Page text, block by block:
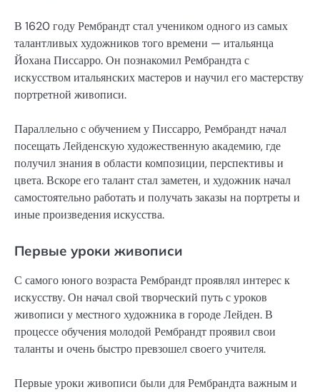
В 1620 году Рембрандт стал учеником одного из самых
талантливых художников того времени — итальянца
Йохана Писсарро. Он познакомил Рембрандта с
искусством итальянских мастеров и научил его мастерству
портретной живописи.
Параллельно с обучением у Писсарро, Рембрандт начал
посещать Лейденскую художественную академию, где
получил знания в области композиции, перспективы и
цвета. Вскоре его талант стал заметен, и художник начал
самостоятельно работать и получать заказы на портреты и
иные произведения искусства.
Первые уроки живописи
С самого юного возраста Рембрандт проявлял интерес к
искусству. Он начал свой творческий путь с уроков
живописи у местного художника в городе Лейден. В
процессе обучения молодой Рембрандт проявил свои
таланты и очень быстро превзошел своего учителя.
Первые уроки живописи были для Рембрандта важным и